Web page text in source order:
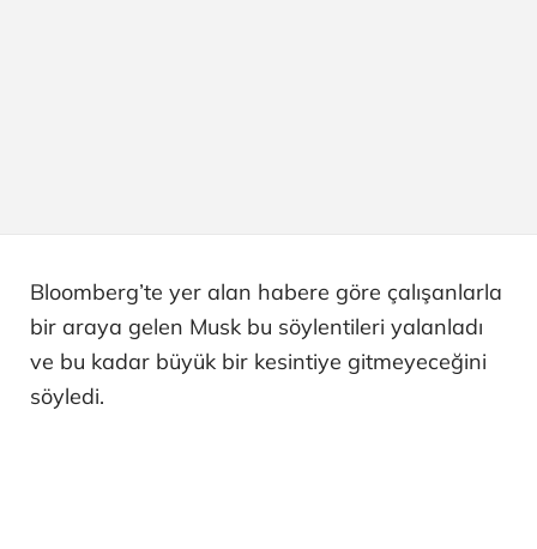
Bloomberg’te yer alan habere göre çalışanlarla
bir araya gelen Musk bu söylentileri yalanladı
ve bu kadar büyük bir kesintiye gitmeyeceğini
söyledi.